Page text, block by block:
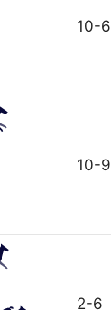
10-6
10-9
2-6